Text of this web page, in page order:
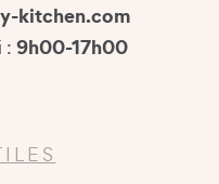
kitchen.com
: 9h00-17h00